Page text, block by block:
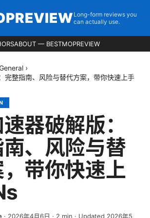
Long-form reviews you
can actually use.
ABOUT — BESTMOPREVIEW
›
完整指南、风险与替代方案，带你快速上手
器破解版：
、风险与替
带你快速上
· 2026年4月6日 · 2 min · Updated 2026年5